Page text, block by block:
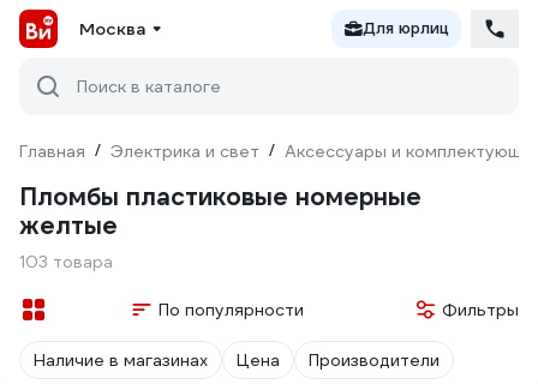
Москва Для юрлиц
Поиск в каталоге
Главная / Электрика и свет / Аксессуары и
Пломбы пластиковые номерные
желтые
103 товара
По популярности Фильтры
Наличие в магазинах Цена Производители